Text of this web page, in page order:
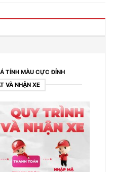
TÍNH MÀU CỰC ĐỈNH
VÀ NHẬN XE